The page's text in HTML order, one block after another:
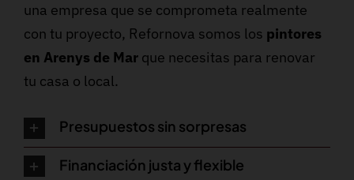
una empresa que se comprometa realmente
con tu proyecto, Refornova somos los pintores
en Arenys de Marque necesitas para renovar
tu casa o local.
Presupuestos sin sorpresas
Financiación justa y flexible